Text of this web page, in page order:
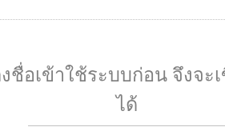
ชื่อเข้าใช้ระบบก่อน จึงจะ
ได้